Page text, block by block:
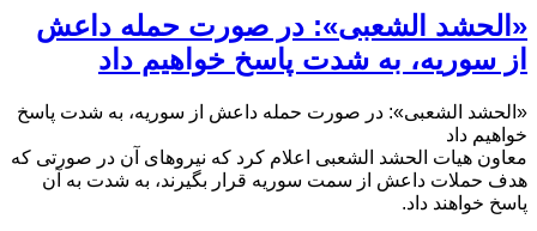
«الحشد الشعبی»: در صورت حمله داعش
از سوریه، به شدت پاسخ خواهیم داد
«الحشد الشعبی»: در صورت حمله داعش از سوریه، به شدت پاسخ
خواهیم داد
معاون هیات الحشد الشعبی اعلام کرد که نیروهای آن در صورتی که
هدف حملات داعش از سمت سوریه قرار بگیرند، به شدت به آن
پاسخ خواهند داد.